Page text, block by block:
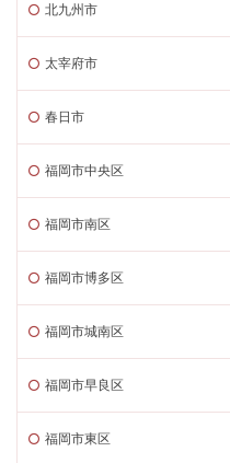
北九州市
太宰府市
春日市
福岡市中央区
福岡市南区
福岡市博多区
福岡市城南区
福岡市早良区
福岡市東区